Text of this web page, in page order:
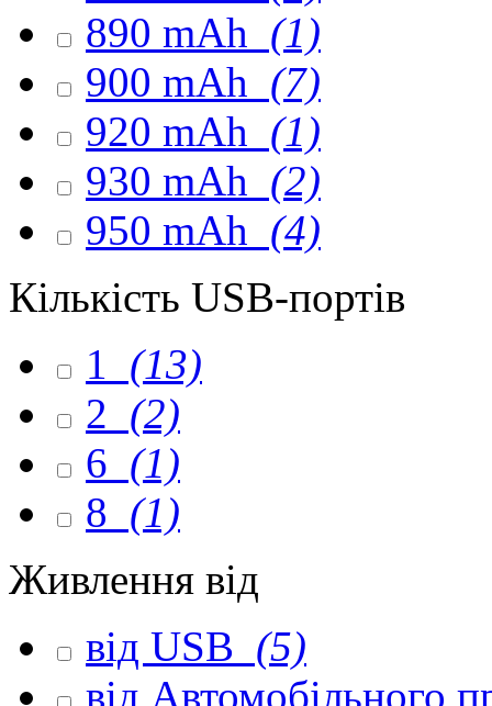
890 mAh (1)
900 mAh (7)
920 mAh (1)
930 mAh (2)
950 mAh (4)
Кількість USB-портів
1 (13)
2 (2)
6 (1)
8 (1)
Живлення від
від USB (5)
від Автомобільного